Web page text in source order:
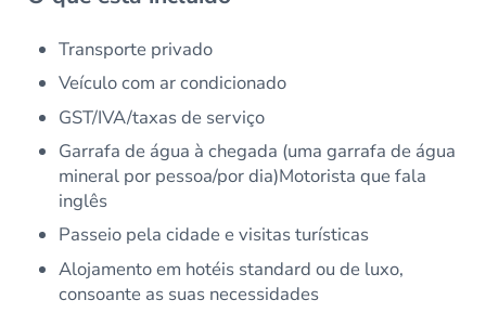
Transporte privado
Veículo com ar condicionado
GST/IVA/taxas de serviço
Garrafa de água à chegada (uma garrafa de água
mineral por pessoa/por dia)Motorista que fala
inglês
Passeio pela cidade e visitas turísticas
Alojamento em hotéis standard ou de luxo,
consoante as suas necessidades